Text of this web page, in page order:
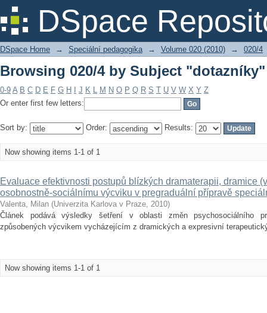
DSpace
Browsing 020/4 by Subject "dotazníky"
DSpace Home → Speciální pedagogika → Volume 020 (2010) → 020/4
Browsing 020/4 by Subject "dotazníky"
0-9 A B C D E F G H J K L M N O P Q R S T U V W X Y Z
Or enter first few letters:
Sort by: Order: Results:
Now showing items 1-1 of 1
Evaluace efektivnosti postupů blízkých dramaterapii, dramice
osobnostně-sociálnímu výcviku v pregraduální přípravě
Valenta, Milan (Univerzita Karlova v Praze, 2010)
Článek podává výsledky šetření v oblasti změn psychosociálního
způsobených výcvikem vycházejícím z dramických a expresivní
Now showing items 1-1 of 1